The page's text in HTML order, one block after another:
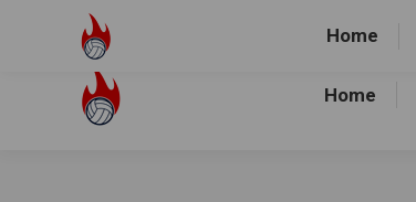
Volley-Bombas e.V.
Home
Home